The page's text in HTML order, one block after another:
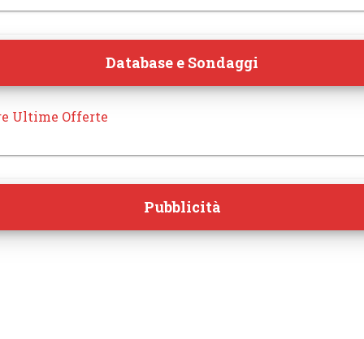
Database e Sondaggi
Ultime Offerte
Pubblicità